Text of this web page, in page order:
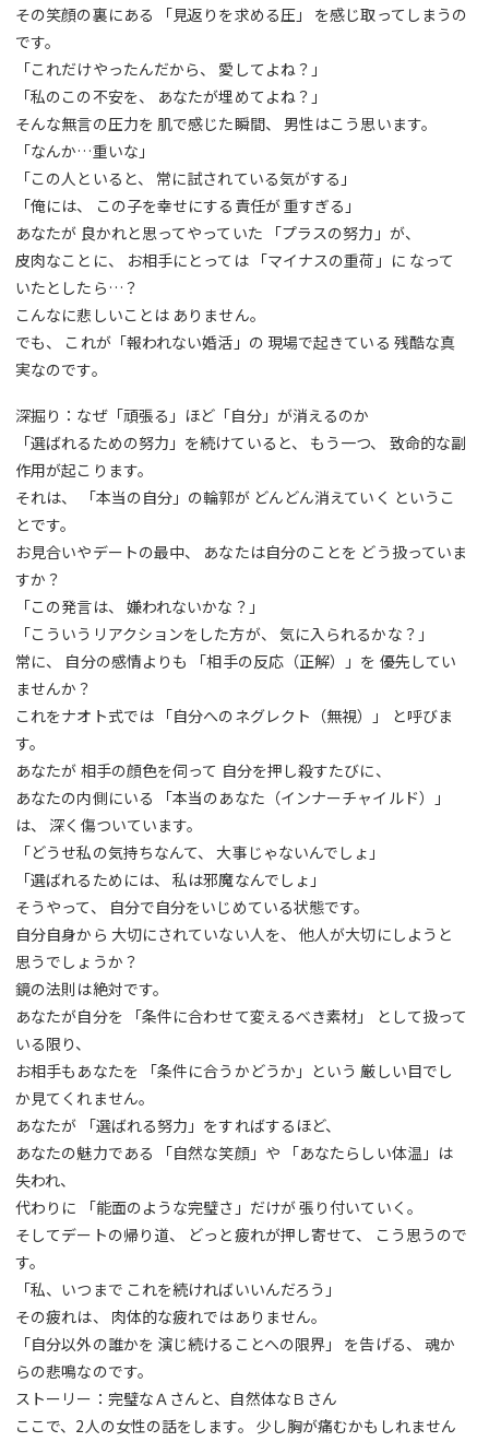
その笑顔の裏にある 「見返りを求める圧」 を感じ取ってしまうの
です。
「これだけやったんだから、 愛してよね？」
「私のこの不安を、 あなたが埋めてよね？」
そんな無言の圧力を 肌で感じた瞬間、 男性はこう思います。
「なんか…重いな」
「この人といると、 常に試されている気がする」
「俺には、 この子を幸せにする責任が 重すぎる」
あなたが 良かれと思ってやっていた 「プラスの努力」が、
皮肉なことに、 お相手にとっては 「マイナスの重荷」に なって
いたとしたら…？
こんなに悲しいことは ありません。
でも、 これが「報われない婚活」の 現場で起きている 残酷な真
実なのです。
深掘り：なぜ「頑張る」ほど「自分」が消えるのか
「選ばれるための努力」を続けていると、 もう一つ、 致命的な副
作用が起こります。
それは、 「本当の自分」の輪郭が どんどん消えていく というこ
とです。
お見合いやデートの最中、 あなたは自分のことを どう扱っていま
すか？
「この発言は、 嫌われないかな？」
「こういうリアクションをした方が、 気に入られるかな？」
常に、 自分の感情よりも 「相手の反応（正解）」を 優先してい
ませんか？
これをナオト式では 「自分へのネグレクト（無視）」 と呼びま
す。
あなたが 相手の顔色を伺って 自分を押し殺すたびに、
あなたの内側にいる 「本当のあなた（インナーチャイルド）」
は、 深く傷ついています。
「どうせ私の気持ちなんて、 大事じゃないんでしょ」
「選ばれるためには、 私は邪魔なんでしょ」
そうやって、 自分で自分をいじめている状態です。
自分自身から 大切にされていない人を、 他人が大切にしようと
思うでしょうか？
鏡の法則は絶対です。
あなたが自分を 「条件に合わせて変えるべき素材」 として扱って
いる限り、
お相手もあなたを 「条件に合うかどうか」という 厳しい目でし
か見てくれません。
あなたが 「選ばれる努力」をすればするほど、
あなたの魅力である 「自然な笑顔」や 「あなたらしい体温」は
失われ、
代わりに 「能面のような完璧さ」だけが 張り付いていく。
そしてデートの帰り道、 どっと疲れが押し寄せて、 こう思うので
す。
「私、いつまで これを続ければいいんだろう」
その疲れは、 肉体的な疲れではありません。
「自分以外の誰かを 演じ続けることへの限界」 を告げる、 魂か
らの悲鳴なのです。
ストーリー：完璧なＡさんと、自然体なＢさん
ここで、2人の女性の話をします。 少し胸が痛むかもしれません